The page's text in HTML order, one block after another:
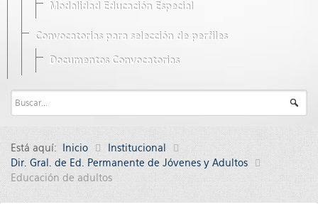
Modalidad Educación Especial
Convocatorias para selección de perfiles
Documentos Convocatorias
Está aquí: Inicio
Institucional
Dir. Gral. de Ed. Permanente de Jóvenes y Adultos
Educación de adultos